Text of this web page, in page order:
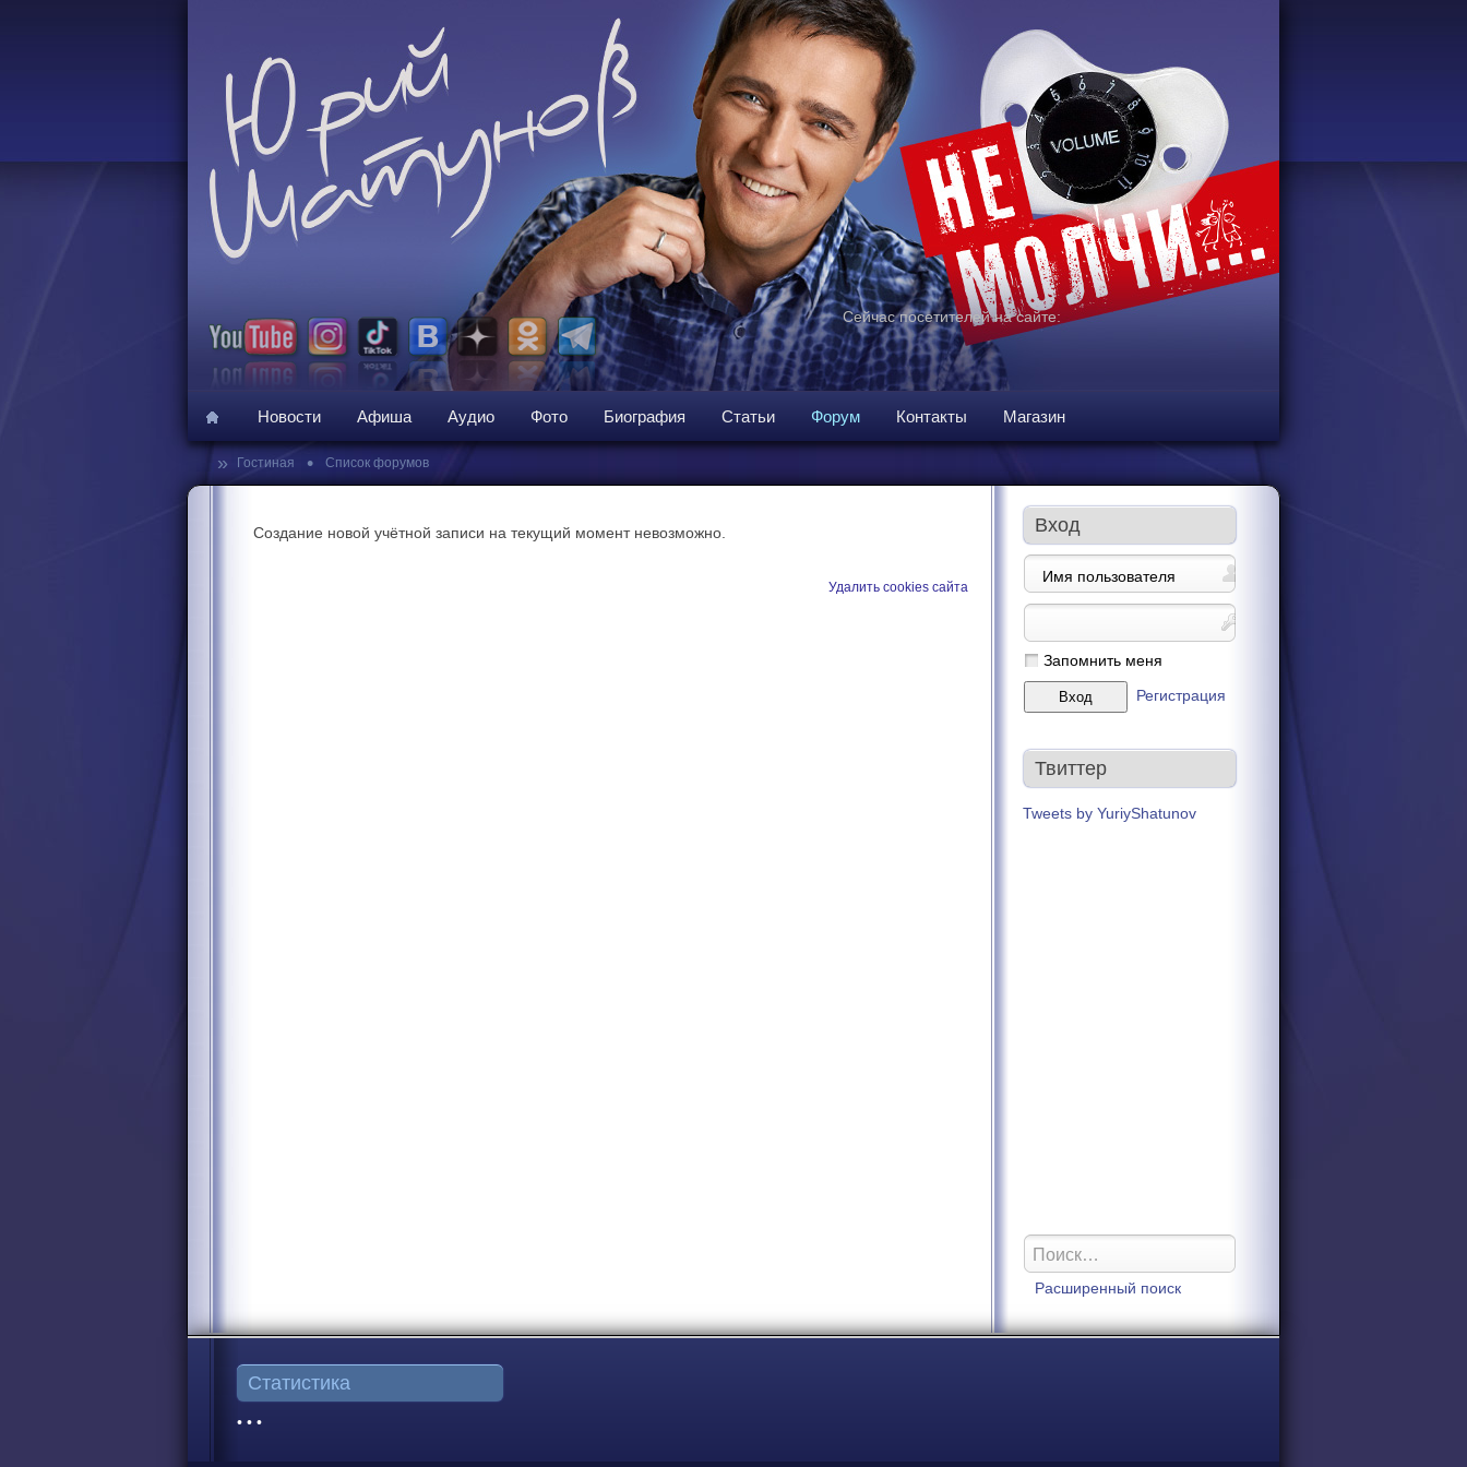
Сейчас посетителей на сайте:
Новости Афиша Аудио Фото Биография Статьи Форум Контакты Магазин
» Гостиная • Список форумов
Создание новой учётной записи на текущий момент невозможно.
Удалить cookies сайта
Вход
Запомнить меня
Регистрация
Твиттер
Tweets by YuriyShatunov
Расширенный поиск
Статистика
• • •